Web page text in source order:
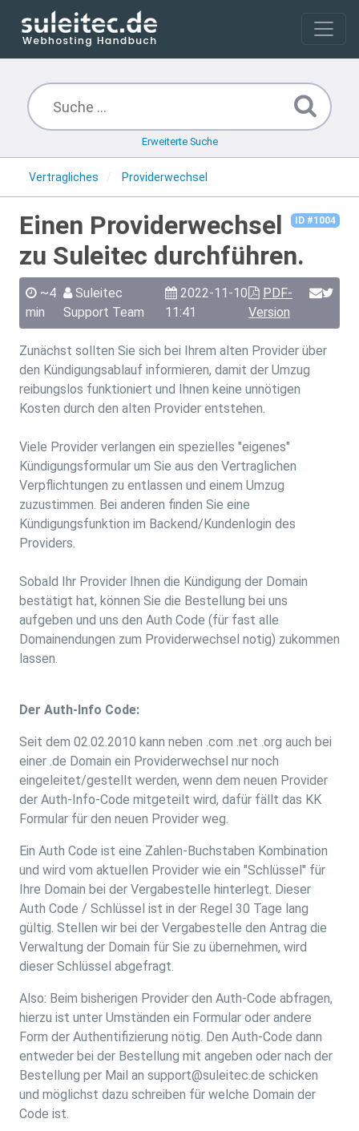
Erweiterte Suche
Vertragliches Providerwechsel
ID #1004
Einen Providerwechsel
zu Suleitec durchführen.
~4
min
Suleitec
Support Team
2022-11-10
11:41
PDF-
Version
Zunächst sollten Sie sich bei Ihrem alten Provider über
den Kündigungsablauf informieren, damit der Umzug
reibungslos funktioniert und Ihnen keine unnötigen
Kosten durch den alten Provider entstehen.
Viele Provider verlangen ein spezielles "eigenes"
Kündigungsformular um Sie aus den Vertraglichen
Verpflichtungen zu entlassen und einem Umzug
zuzustimmen. Bei anderen finden Sie eine
Kündigungsfunktion im Backend/Kundenlogin des
Providers.
Sobald Ihr Provider Ihnen die Kündigung der Domain
bestätigt hat, können Sie die Bestellung bei uns
aufgeben und uns den Auth Code (für fast alle
Domainendungen zum Providerwechsel notig) zukommen
lassen.
Der Auth-Info Code:
Seit dem 02.02.2010 kann neben .com .net .org auch bei
einer .de Domain ein Providerwechsel nur noch
eingeleitet/gestellt werden, wenn dem neuen Provider
der Auth-Info-Code mitgeteilt wird, dafür fällt das KK
Formular für den neuen Provider weg.
Ein Auth Code ist eine Zahlen-Buchstaben Kombination
und wird vom aktuellen Provider wie ein "Schlüssel" für
Ihre Domain bei der Vergabestelle hinterlegt. Dieser
Auth Code / Schlüssel ist in der Regel 30 Tage lang
gültig. Stellen wir bei der Vergabestelle den Antrag die
Verwaltung der Domain für Sie zu übernehmen, wird
dieser Schlüssel abgefragt.
Also: Beim bisherigen Provider den Auth-Code abfragen,
hierzu ist unter Umständen ein Formular oder andere
Form der Authentifizierung nötig. Den Auth-Code dann
entweder bei der Bestellung mit angeben oder nach der
Bestellung per Mail an support@suleitec.de schicken
und möglichst dazu schreiben für welche Domain der
Code ist.